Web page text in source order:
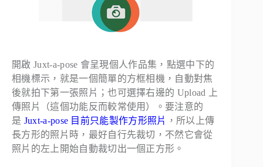
開啟 Juxt-a-pose 會呈現個人作品集，點選中下的
相機標示，就是一個簡單的方框相機，自動對焦
後就拍下第一張照片；也可選擇右邊的 Upload 上
傳照片（這個功能反而較常使用）。要注意的
是 Juxt-a-pose 目前只能製作方形照片 ，所以上傳
長方形的照片時，最好自行先裁切，不然它會從
照片的左上開始自動裁切出一個正方形。